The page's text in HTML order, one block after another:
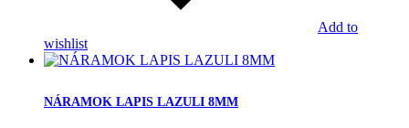
Add to
wishlist
NÁRAMOK LAPIS LAZULI 8MM